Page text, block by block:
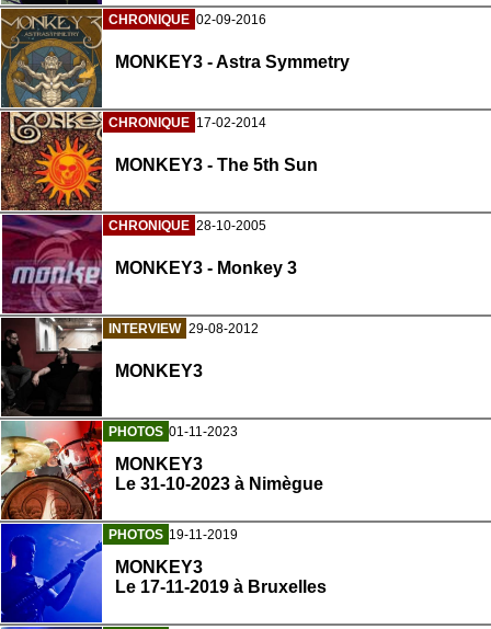
CHRONIQUE 02-09-2016
MONKEY3 - Astra Symmetry
CHRONIQUE 17-02-2014
MONKEY3 - The 5th Sun
CHRONIQUE 28-10-2005
MONKEY3 - Monkey 3
INTERVIEW 29-08-2012
MONKEY3
PHOTOS 01-11-2023
MONKEY3
Le 31-10-2023 à Nimègue
PHOTOS 19-11-2019
MONKEY3
Le 17-11-2019 à Bruxelles